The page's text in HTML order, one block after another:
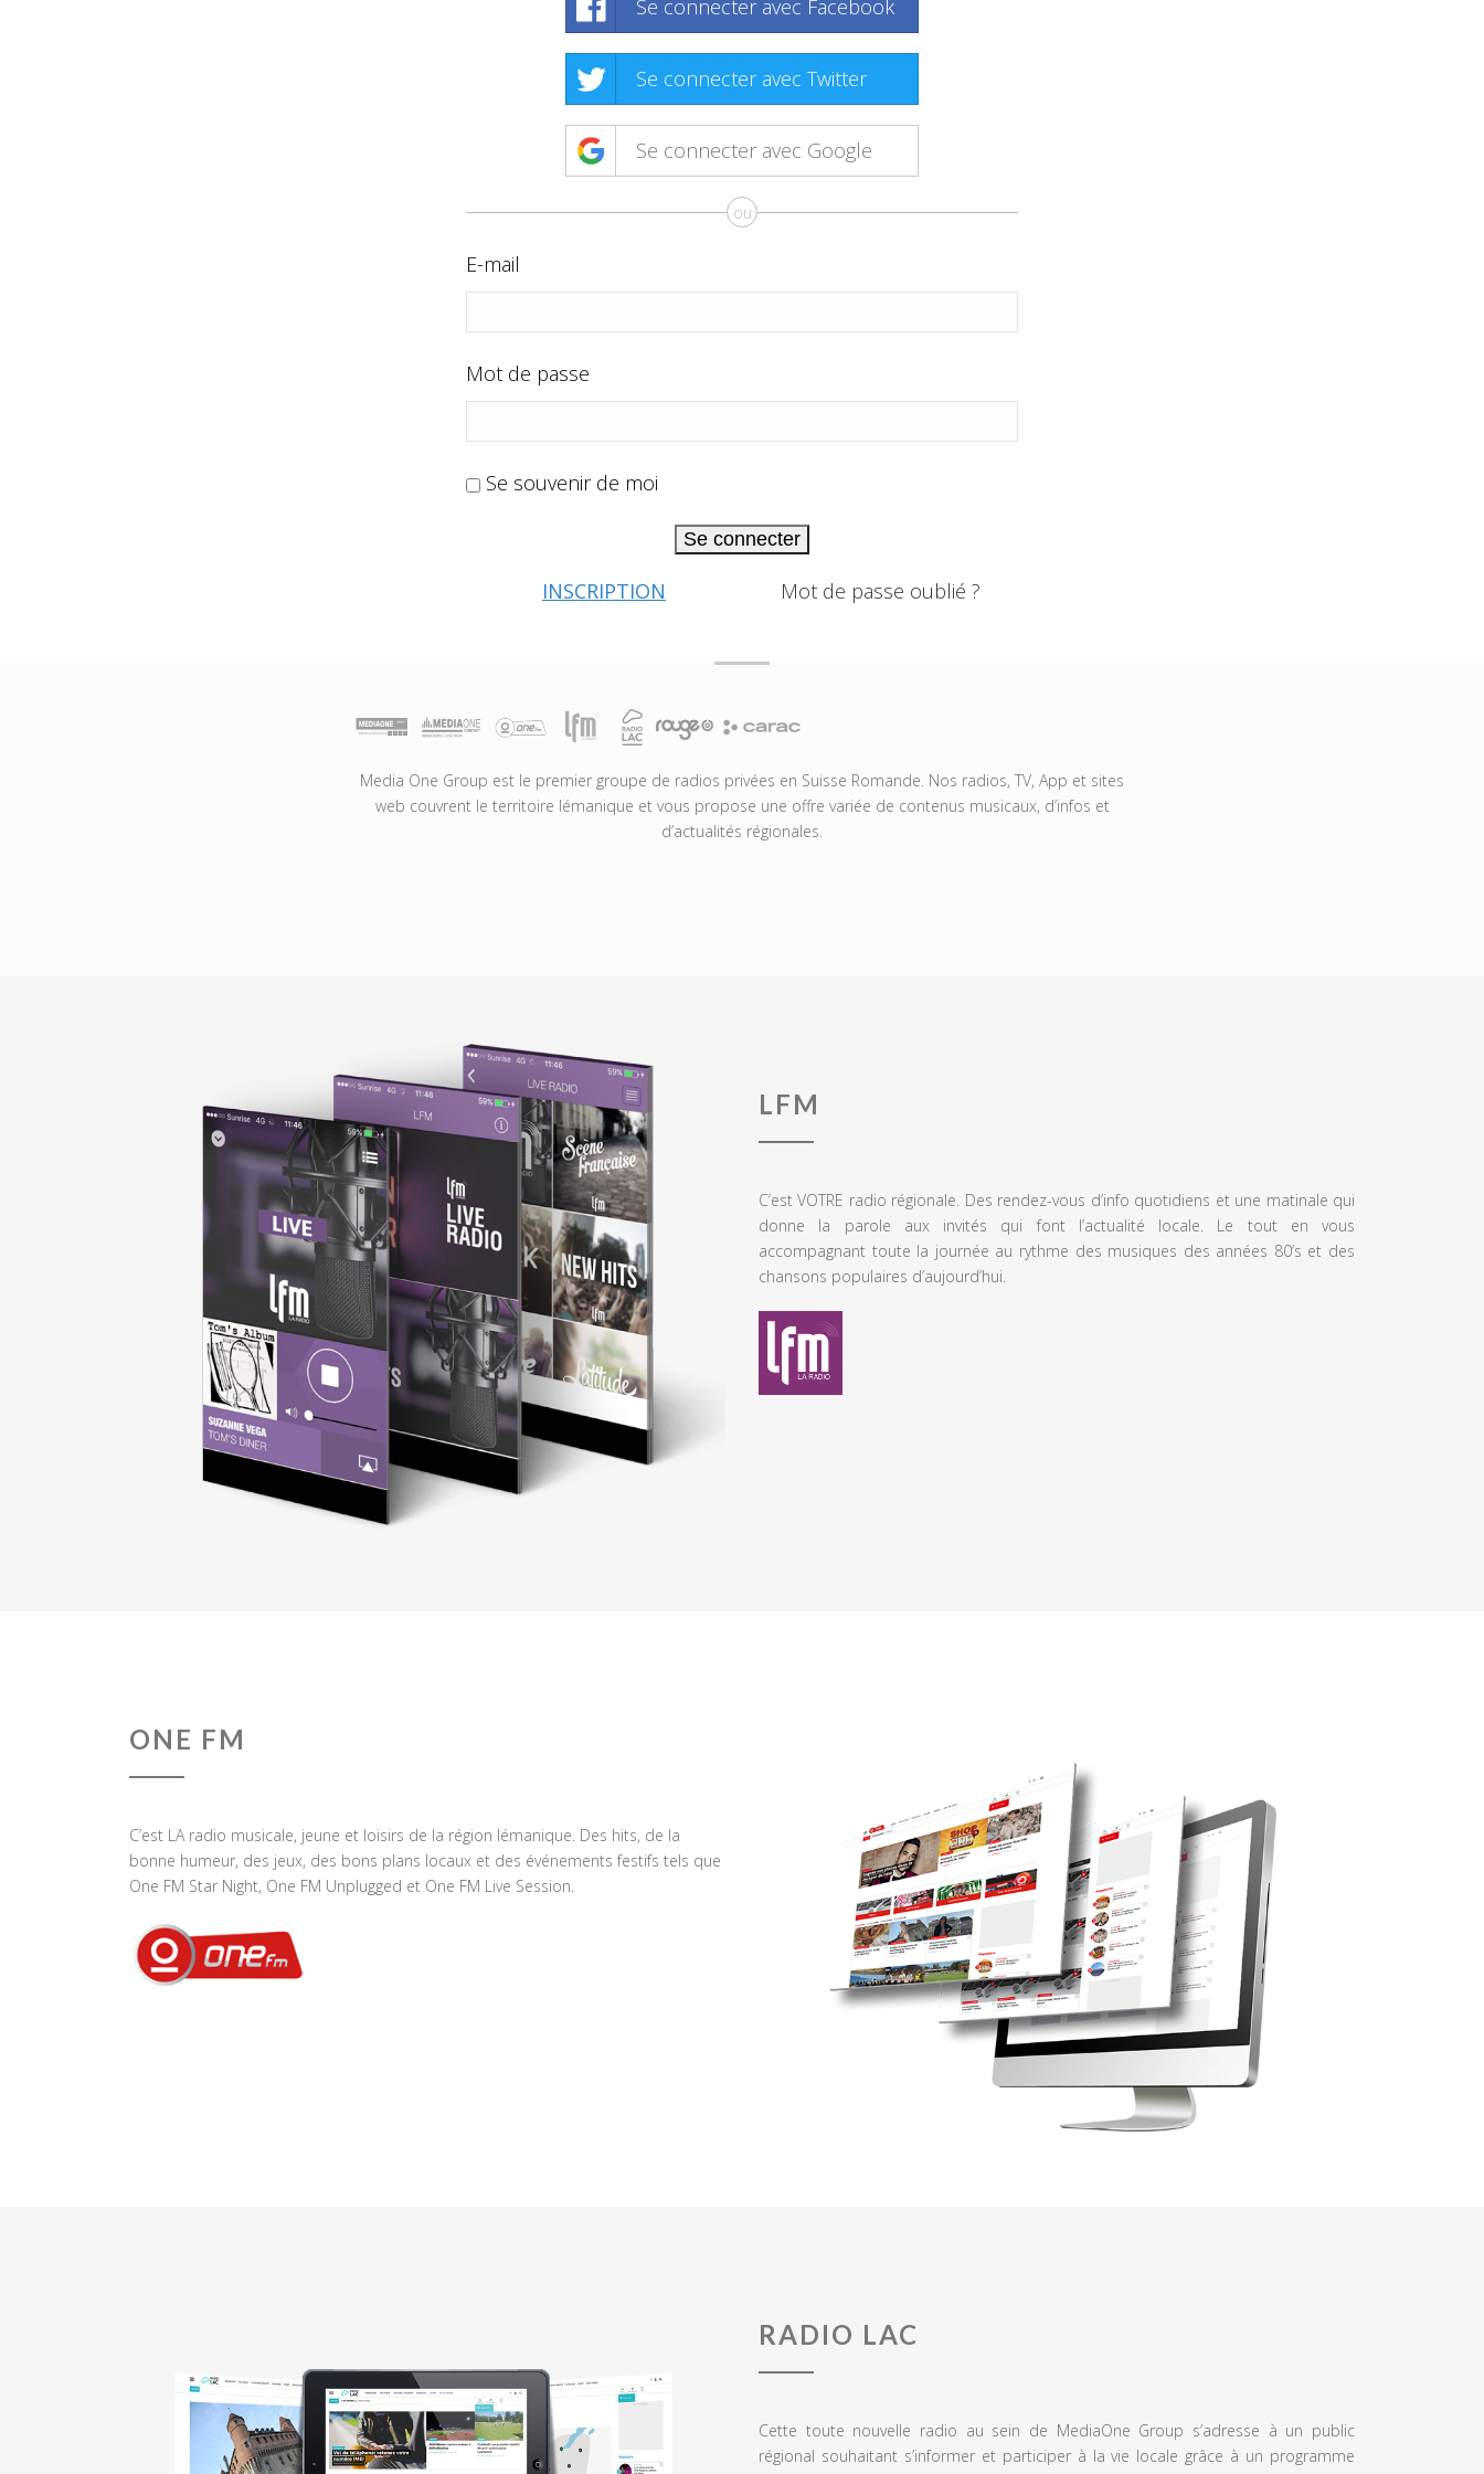
Se connecter avec Facebook
Se connecter avec Twitter
Se connecter avec Google
ou
E-mail
Mot de passe
Se souvenir de moi
Se connecter
INSCRIPTION Mot de passe oublié ?
Media One Group est le premier groupe de radios privées en Suisse Romande. Nos radios, TV, App et sites
web couvrent le territoire lémanique et vous propose une offre variée de contenus musicaux, d’infos et
d’actualités régionales.
LFM
C’est VOTRE radio régionale. Des rendez-vous d’info quotidiens et une matinale qui
donne la parole aux invités qui font l’actualité locale. Le tout en vous
accompagnant toute la journée au rythme des musiques des années 80’s et des
chansons populaires d’aujourd’hui.
ONE FM
C’est LA radio musicale, jeune et loisirs de la région lémanique. Des hits, de la
bonne humeur, des jeux, des bons plans locaux et des événements festifs tels que
One FM Star Night, One FM Unplugged et One FM Live Session.
RADIO LAC
Cette toute nouvelle radio au sein de MediaOne Group s’adresse à un public
régional souhaitant s’informer et participer à la vie locale grâce à un programme